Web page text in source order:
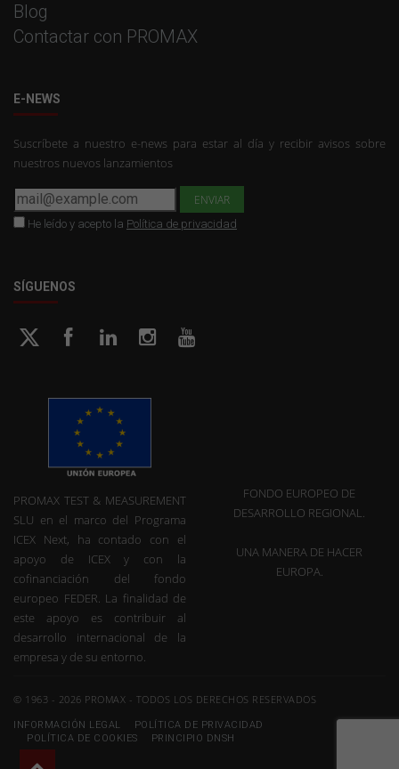
Blog
Contactar con PROMAX
E-NEWS
Suscríbete a nuestro e-news para estar al día y recibir avisos sobre
nuestros nuevos lanzamientos
He leído y acepto la Política de privacidad
SÍGUENOS
PROMAX TEST & MEASUREMENT
SLU en el marco del Programa
ICEX Next, ha contado con el
apoyo de ICEX y con la
cofinanciación del fondo
europeo FEDER. La finalidad de
este apoyo es contribuir al
desarrollo internacional de la
empresa y de su entorno.
FONDO EUROPEO DE
DESARROLLO REGIONAL.
UNA MANERA DE HACER
EUROPA.
© 1963 - 2026 PROMAX - TODOS LOS DERECHOS RESERVADOS
INFORMACIÓN LEGAL
POLÍTICA DE PRIVACIDAD
POLÍTICA DE COOKIES
PRINCIPIO DNSH